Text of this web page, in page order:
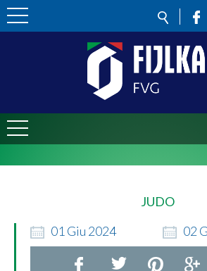
JUDO
01 Giu 2024 02